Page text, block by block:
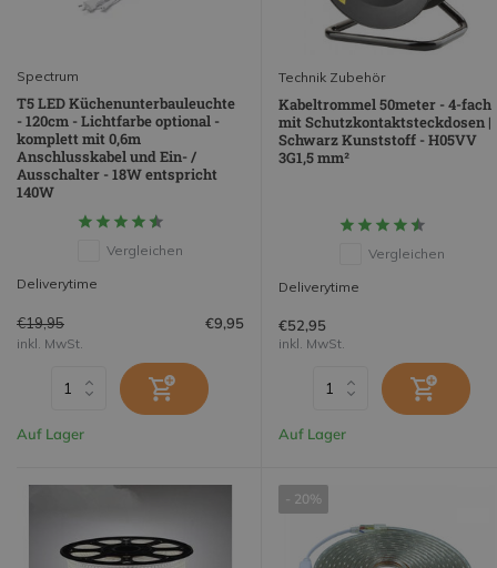
Spectrum
T5 LED Küchenunterbauleuchte
- 120cm - Lichtfarbe optional -
komplett mit 0,6m
Anschlusskabel und Ein- /
Ausschalter - 18W entspricht
140W
Vergleichen
Deliverytime
€19,95 €9,95
inkl. MwSt.
Auf Lager
Technik Zubehör
Kabeltrommel 50meter - 4-fach
mit Schutzkontaktsteckdosen |
Schwarz Kunststoff - H05VV
3G1,5 mm²
Vergleichen
Deliverytime
€52,95
inkl. MwSt.
Auf Lager
- 20%